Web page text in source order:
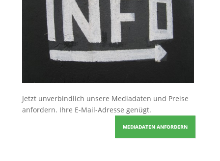
Jetzt unverbindlich unsere Mediadaten und Preise
anfordern. Ihre E-Mail-Adresse genügt.
MEDIADATEN ANFORDERN